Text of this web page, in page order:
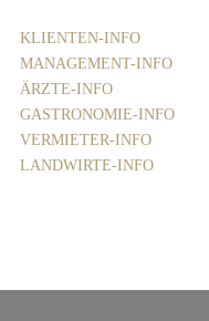
KLIENTEN-INFO
MANAGEMENT-INFO
ÄRZTE-INFO
GASTRONOMIE-INFO
VERMIETER-INFO
LANDWIRTE-INFO